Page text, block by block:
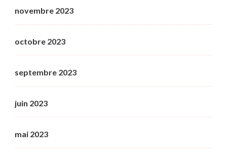
novembre 2023
octobre 2023
septembre 2023
juin 2023
mai 2023